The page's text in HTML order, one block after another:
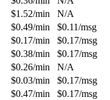
$1.52/min
N/A
$0.49/min $0.11/msg
$0.17/min $0.17/msg
$0.38/min $0.17/msg
$0.26/min
N/A
$0.03/min $0.17/msg
$0.47/min $0.17/msg